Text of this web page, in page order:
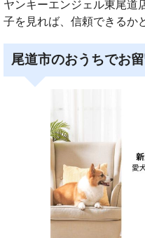
ヤンキーエンジェル東尾道
子を見れば、信頼できるか
尾道市のおうちでお